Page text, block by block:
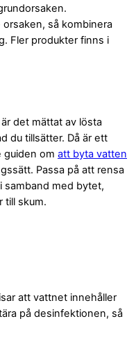
så kombinera
Fler produkter finns i
det mättat av lösta
du tillsätter. Då är ett
guiden om att byta vatten
Passa på att rensa
i samband med bytet,
till skum.
att vattnet innehåller
på desinfektionen, så